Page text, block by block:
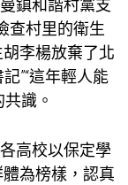
鎮和諧村黨支
查村里的衛生
李楊放棄了北
”“這年輕人能
識。
高校以保定學
為榜樣，認真